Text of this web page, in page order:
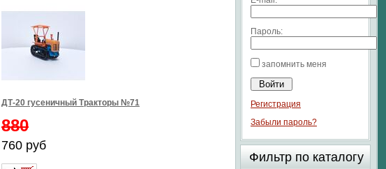
ДТ-20 гусеничный Тракторы №71
880
760 руб
Пароль:
запомнить меня
Регистрация
Забыли пароль?
Фильтр по каталогу